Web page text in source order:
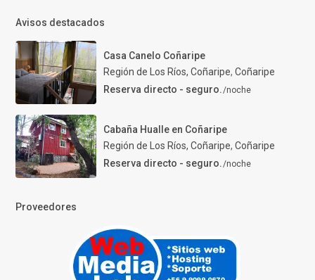
Avisos destacados
Casa Canelo Coñaripe
Región de Los Ríos, Coñaripe, Coñaripe
Reserva directo - seguro./noche
Cabaña Hualle en Coñaripe
Región de Los Ríos, Coñaripe, Coñaripe
Reserva directo - seguro./noche
Proveedores